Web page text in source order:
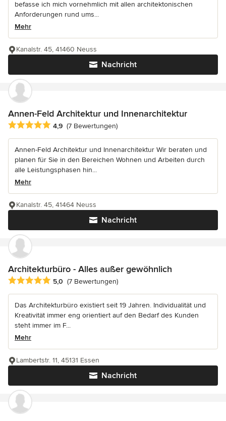
befasse ich mich vornehmlich mit allen architektonischen
Anforderungen rund ums...
Mehr
Nachricht
Kanalstr. 45, 41460 Neuss
Annen-Feld Architektur und Innenarchitektur
Durchschnittliche Bewertung: 4.9 von 5 Sternen
4,9 (7 Bewertungen)
Annen-Feld Architektur und Innenarchitektur Wir beraten und
planen für Sie in den Bereichen Wohnen und Arbeiten durch
alle Leistungsphasen hin...
Mehr
Nachricht
Kanalstr. 45, 41464 Neuss
Architekturbüro - Alles außer gewöhnlich
Durchschnittliche Bewertung: 5 von 5 Sternen
5,0 (7 Bewertungen)
Das Architekturbüro existiert seit 19 Jahren. Individualität und
Kreativität immer eng orientiert auf den Bedarf des Kunden
steht immer im F...
Mehr
Nachricht
Lambertstr. 11, 45131 Essen